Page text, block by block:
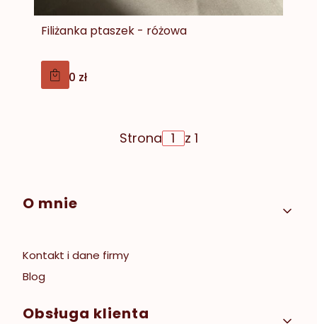
Filiżanka ptaszek - różowa
Cena
139,00 zł
Strona z 1
Linki w stopce
O mnie
Kontakt i dane firmy
Blog
Obsługa klienta